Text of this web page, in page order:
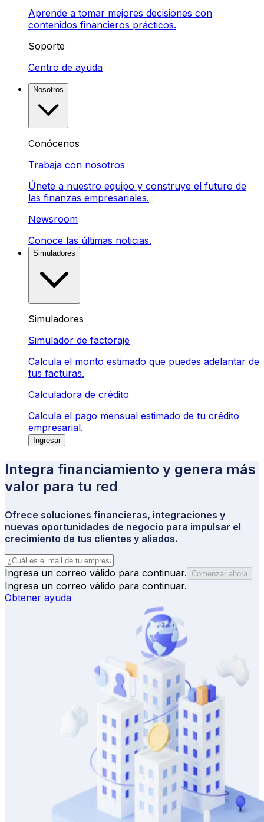
Aprende a tomar mejores decisiones con
contenidos financieros prácticos.
Soporte
Centro de ayuda
Nosotros
Conócenos
Trabaja con nosotros
Únete a nuestro equipo y construye el futuro de
las finanzas empresariales.
Newsroom
Conoce las últimas noticias.
Simuladores
Simuladores
Simulador de factoraje
Calcula el monto estimado que puedes adelantar de
tus facturas.
Calculadora de crédito
Calcula el pago mensual estimado de tu crédito
empresarial.
Ingresar
Integra financiamiento y genera más
valor para tu red
Ofrece soluciones financieras, integraciones y
nuevas oportunidades de negocio para impulsar el
crecimiento de tus clientes y aliados.
Ingresa un correo válido para continuar. Comenzar ahora
Ingresa un correo válido para continuar.
Obtener ayuda